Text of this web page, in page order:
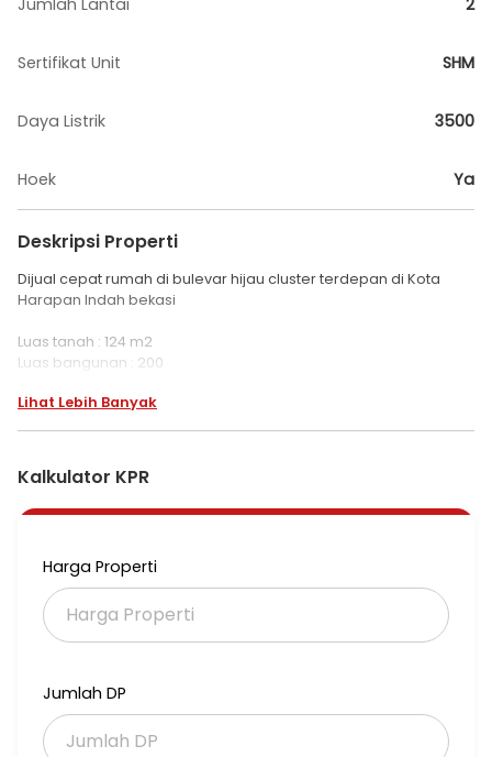
Jumlah Lantai 2
Sertifikat Unit SHM
Daya Listrik 3500
Hoek Ya
Deskripsi Properti
Dijual cepat rumah di bulevar hijau cluster terdepan di Kota
Harapan Indah bekasi
Luas tanah : 124 m2
Luas bangunan : 200
Kamar tidur : 4
Listrik : 3500 w token
Air pam
Carport : 1 mobil
Lihat Lebih Banyak
Kalkulator KPR
Harga Properti
Jumlah DP